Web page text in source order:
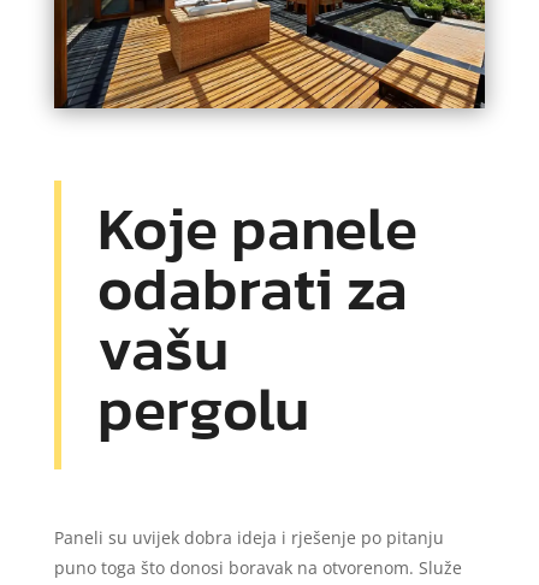
Koje panele
odabrati za
vašu
pergolu
Paneli su uvijek dobra ideja i rješenje po pitanju
puno toga što donosi boravak na otvorenom. Služe